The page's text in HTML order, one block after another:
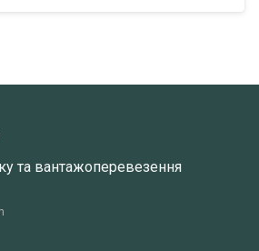
та вантажоперевезення